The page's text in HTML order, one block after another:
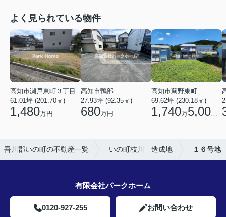
よく見られている物件
高知市瀬戸東町３丁目
61.01坪 (201.70㎡)
1,480万円
高知市鴨部
27.93坪 (92.35㎡)
680万円
高知市薊野東町
69.62坪 (230.18㎡)
1,740万5,000 円
吾川郡いの町の不動産一覧 いの町枝川 造成地 １６号地
有限会社パークホーム
0120-927-255 お問い合わせ